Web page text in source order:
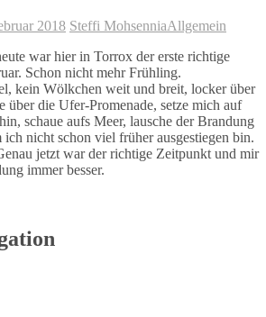
2018 Steffi MohsenniaAllgemein
war hier in Torrox der erste richtige
Schon nicht mehr Frühling.
kein Wölkchen weit und breit, locker über
über die Ufer-Promenade, setze mich auf
schaue aufs Meer, lausche der Brandung
nicht schon viel früher ausgestiegen bin.
jetzt war der richtige Zeitpunkt und mir
immer besser.